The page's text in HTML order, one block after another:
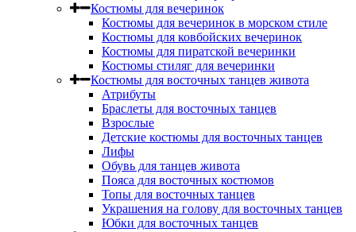
Костюмы для вечеринок
Костюмы для вечеринок в морском стиле
Костюмы для ковбойских вечеринок
Костюмы для пиратской вечеринки
Костюмы стиляг для вечеринки
Костюмы для восточных танцев живота
Атрибуты
Браслеты для восточных танцев
Взрослые
Детские костюмы для восточных танцев
Лифы
Обувь для танцев живота
Пояса для восточных костюмов
Топы для восточных танцев
Украшения на голову для восточных танцев
Юбки для восточных танцев